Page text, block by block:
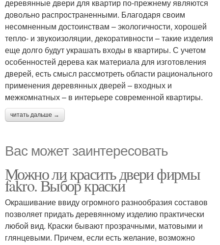
деревянные двери для квартир по-прежнему являются
довольно распространенными. Благодаря своим
несомненным достоинствам – экологичности, хорошей
тепло- и звукоизоляции, декоративности – такие изделия
еще долго будут украшать входы в квартиры. С учетом
особенностей дерева как материала для изготовления
дверей, есть смысл рассмотреть области рационального
применения деревянных дверей – входных и
межкомнатных – в интерьере современной квартиры.
читать дальше →
Вас может заинтересовать
Можно ли красить двери фирмы
fakro. Выбор краски
Окрашивание ввиду огромного разнообразия составов
позволяет придать деревянному изделию практически
любой вид. Краски бывают прозрачными, матовыми и
глянцевыми. Причем, если есть желание, возможно